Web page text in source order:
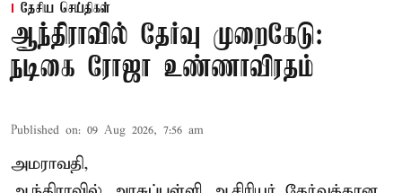
தேசிய செய்திகள்
ஆந்திராவில் தேர்வு முறைகேடு:
நடிகை ரோஜா உண்ணாவிரதம்
Published on: 09 Aug 2026, 7:56 am
அமராவதி,